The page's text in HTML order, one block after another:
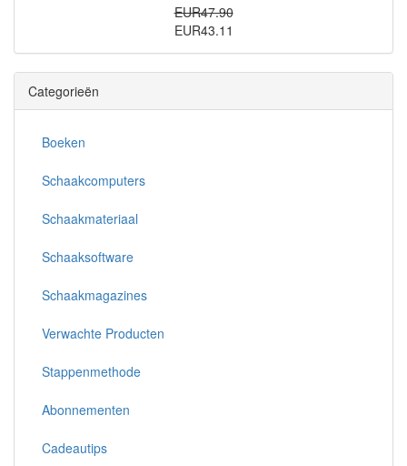
EUR47.90
EUR43.11
Categorieën
Boeken
Schaakcomputers
Schaakmateriaal
Schaaksoftware
Schaakmagazines
Verwachte Producten
Stappenmethode
Abonnementen
Cadeautips